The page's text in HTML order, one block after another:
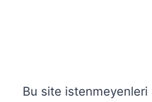
Bu site